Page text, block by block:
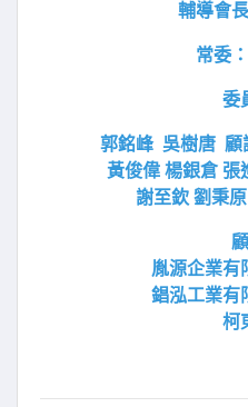
輔導會
常委：
委
郭銘峰 吳樹唐 顧
黃俊偉 楊銀倉 張
謝至欽 劉秉
胤源企業有
錩泓工業有
柯